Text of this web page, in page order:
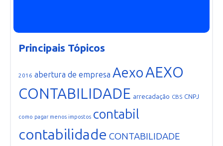
Principais Tópicos
2016 abertura de empresa AexoAEXO
CONTABILIDADE arrecadação CBS CNPJ
como pagar menos impostos contabil
contabilidade CONTABILIDADE